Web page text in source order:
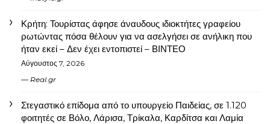
Κρήτη: Τουρίστας άφησε άναυδους ιδιοκτήτες γραφείου
ρωτώντας πόσα θέλουν για να ασελγήσει σε ανήλικη που
ήταν εκεί – Δεν έχει εντοπιστεί – ΒΙΝΤΕΟ
Αύγουστος 7, 2026
Real.gr
Στεγαστικό επίδομα από το υπουργείο Παιδείας, σε 1.120
φοιτητές σε Βόλο, Λάρισα, Τρίκαλα, Καρδίτσα και Λαμία